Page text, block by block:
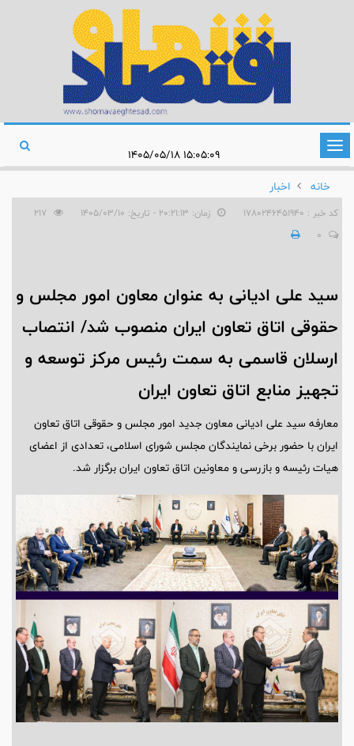
تغییر
وضعیت
ناوبری
۱۵:۰۵:۰۹ ۱۴۰۵/۰۵/۱۸
خانه
اخبار
کد خبر : 1780246451940 زمان: ۲۰:۲۱:۱۳ - تاریخ: ۱۴۰۵/۰۳/۱۰
0
سید علی ادیانی به عنوان معاون امور مجلس و
حقوقی اتاق تعاون ایران منصوب شد/ انتصاب
ارسلان قاسمی به سمت رئیس مرکز توسعه و
تجهیز منابع اتاق تعاون ایران
معارفه سید علی ادیانی معاون جدید امور مجلس و حقوقی اتاق تعاون
ایران با حضور برخی نمایندگان مجلس شورای اسلامی، تعدادی از اعضای
هیات رئیسه و بازرسی و معاونین اتاق تعاون ایران برگزار شد.